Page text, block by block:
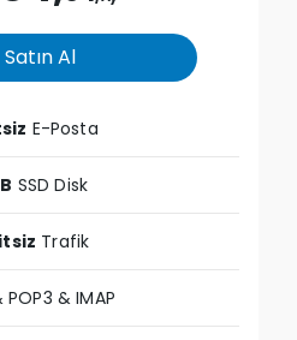
Satın Al
E-Posta
SSD Disk
Trafik
POP3 & IMAP